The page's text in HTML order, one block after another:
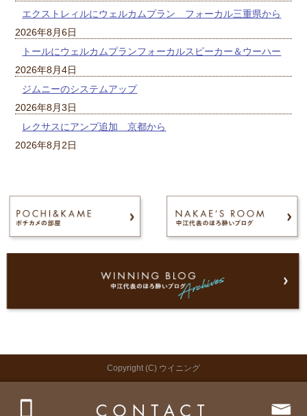
エクストレィルにウェルカムプラン フォーカル三重県から
2026年8月6日
トールにウェルカムプランフォーカルスピーカー＆ウーハー
2026年8月4日
ジムニーのシステムアップ
2026年8月3日
レクサスにアンプ追加 京都から
2026年8月2日
Copyright (C) ウイニング